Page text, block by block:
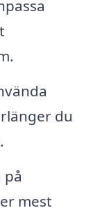
du
på
mest